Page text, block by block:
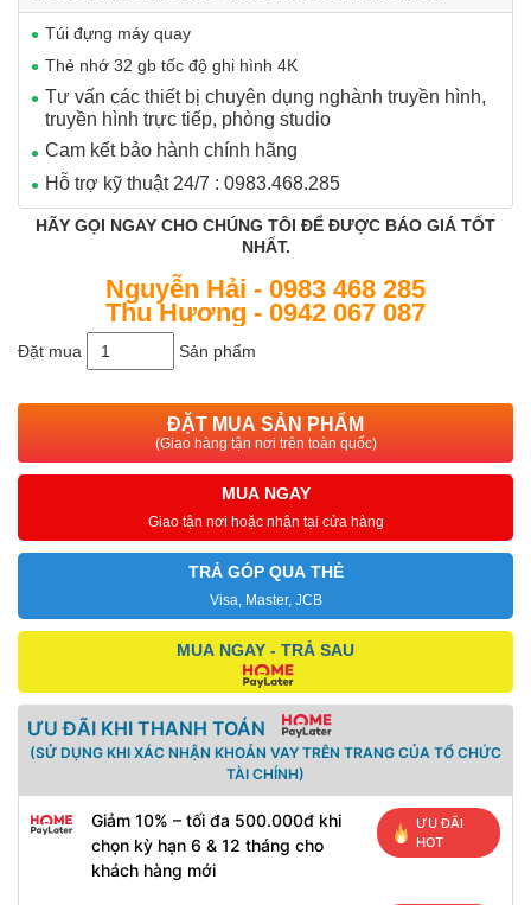
Túi đựng máy quay
Thẻ nhớ 32 gb tốc độ ghi hình 4K
Tư vấn các thiết bị chuyên dụng nghành truyền hình,
truyền hình trực tiếp, phòng studio
Cam kết bảo hành chính hãng
Hỗ trợ kỹ thuật 24/7 : 0983.468.285
HÃY GỌI NGAY CHO CHÚNG TÔI ĐỂ ĐƯỢC BÁO GIÁ TỐT
NHẤT.
Nguyễn Hải - 0983 468 285
Thu Hương - 0942 067 087
Đặt mua Sản phẩm
ĐẶT MUA SẢN PHẨM
(Giao hàng tận nơi trên toàn quốc)
MUA NGAY
Giao tận nơi hoặc nhận tại cửa hàng
TRẢ GÓP QUA THẺ
Visa, Master, JCB
MUA NGAY - TRẢ SAU
ƯU ĐÃI KHI THANH TOÁN
(SỬ DỤNG KHI XÁC NHẬN KHOẢN VAY TRÊN TRANG CỦA TỔ CHỨC
TÀI CHÍNH)
Giảm 10% – tối đa 500.000đ khi
chọn kỳ hạn 6 & 12 tháng cho
khách hàng mới
ƯU ĐÃI
HOT